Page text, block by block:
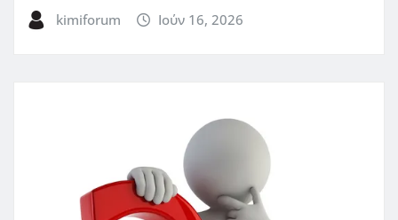
kimiforum Ιούν 16, 2026